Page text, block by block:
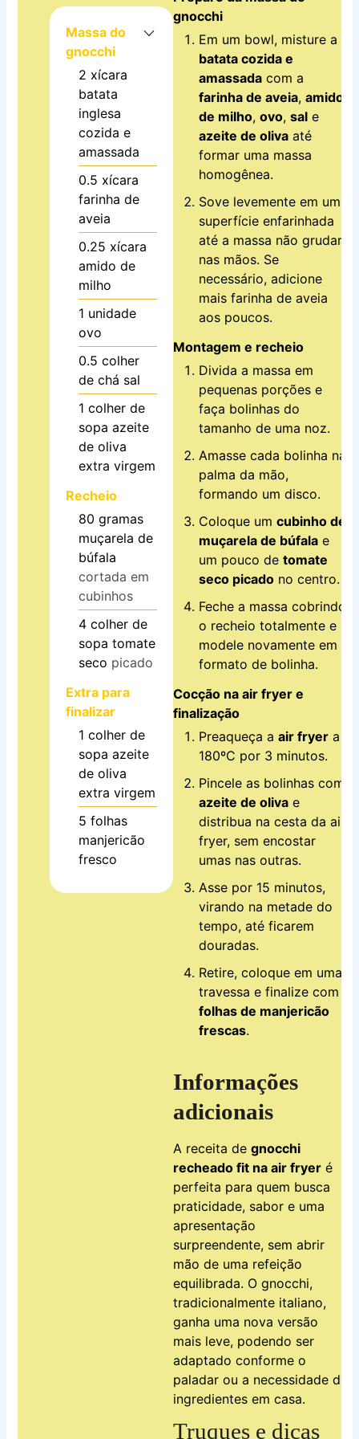
Massa do
gnocchi
2 xícara
batata
inglesa
cozida e
amassada
0.5 xícara
farinha de
aveia
0.25 xícara
amido de
milho
1 unidade
ovo
0.5 colher
de chá sal
1 colher de
sopa azeite
de oliva
extra virgem
Recheio
80 gramas
muçarela de
búfala
cortada em
cubinhos
4 colher de
sopa tomate
seco picado
Extra para
finalizar
1 colher de
sopa azeite
de oliva
extra virgem
5 folhas
manjericão
fresco
gnocchi
Em um bowl, misture a
batata cozida e
amassada com a
farinha de aveia,amido
de milho,ovo,sal e
azeite de oliva até
formar uma massa
homogênea.
Sove levemente em uma
superfície enfarinhada
até a massa não grudar
nas mãos. Se
necessário, adicione
mais farinha de aveia
aos poucos.
Montagem e recheio
Divida a massa em
pequenas porções e
faça bolinhas do
tamanho de uma noz.
Amasse cada bolinha na
palma da mão,
formando um disco.
Coloque umcubinho de
muçarela de búfala e
um pouco detomate
seco picado no centro.
Feche a massa cobrindo
o recheio totalmente e
modele novamente em
formato de bolinha.
Cocção na air fryer e
finalização
Preaqueça aair fryer a
180ºC por 3 minutos.
Pincele as bolinhas com
azeite de oliva e
distribua na cesta da air
fryer, sem encostar
umas nas outras.
Asse por 15 minutos,
virando na metade do
tempo, até ficarem
douradas.
Retire, coloque em uma
travessa e finalize com
folhas de manjericão
frescas.
Informações
adicionais
A receita degnocchi
recheado fit na air fryer é
perfeita para quem busca
praticidade, sabor e uma
apresentação
surpreendente, sem abrir
mão de uma refeição
equilibrada. O gnocchi,
tradicionalmente italiano,
ganha uma nova versão
mais leve, podendo ser
adaptado conforme o
paladar ou a necessidade de
ingredientes em casa.
Truques e dicas